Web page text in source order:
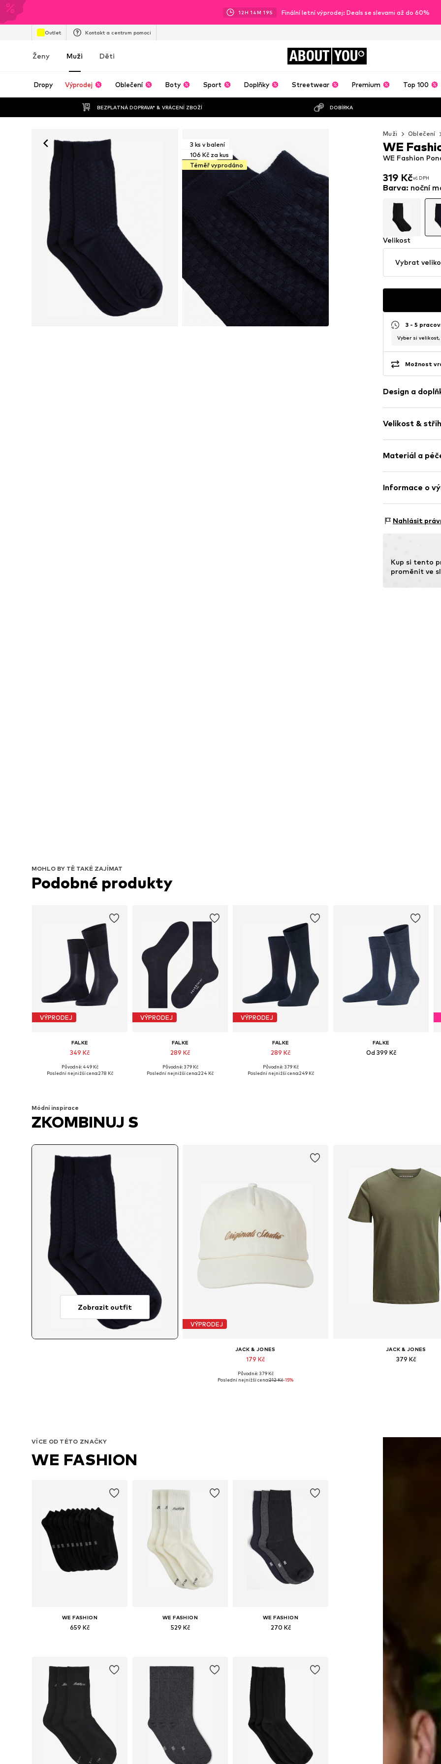
12H 14M 17S Finální letní výprodej: Deals se slevami až do 60%
Outlet Kontakt a centrum pomoci
Ženy Muži Děti ABOUT YOU
Dropy Výprodej Oblečení Boty Sport Doplňky Streetwear Premium Top 100
BEZPLATNÁ DOPRAVA* & VRÁCENÍ ZBOŽÍ DOBÍRKA
3 ks v balení
106 Kč za kus
Téměř vyprodáno
Muži Oblečení
319 Kčvč. DPH
319 Kčvč. DPH
WE Fashion
WE
Barva: noční
Velikost
Vybrat
3 - 5
Vyber si
Možnost
Design a
žerzej
Velikost & střih
Materiál a
Složení: 75%
Informace o
Reactorweg 101
Nahlásit
Kup si tento
proměnit ve
MOHLO BY TĚ TAKÉ ZAJÍMAT
Podobné produkty
VÝPRODEJ
FALKE
349 Kč
Dostupné v mnoha velikostech
Původně: 449 Kč
Poslední nejnižší cena:278 Kč
VÝPRODEJ
FALKE
289 Kč
Původně: 379 Kč
Poslední nejnižší cena:224 Kč
VÝPRODEJ
FALKE
289 Kč
Původně: 379 Kč
Poslední nejnižší cena:249 Kč
FALKE
Od 399 Kč
Módní inspirace
ZKOMBINUJ S
Zobrazit outfit
VÝPRODEJ
JACK & JONES
179 Kč
Dostupné velikosti: 55-60
Původně: 379 Kč
Poslední nejnižší cena:212 Kč-15%
JACK & JONES
379 Kč
VÍCE OD TÉTO ZNAČKY
WE FASHION
WE FASHION
659 Kč
WE FASHION
529 Kč
WE FASHION
270 Kč